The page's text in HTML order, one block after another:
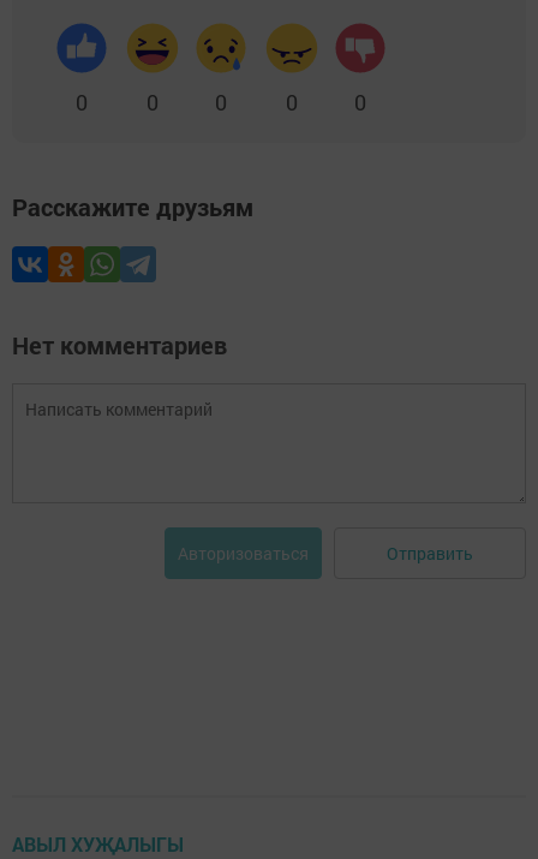
0 0 0 0 0
Расскажите друзьям
Нет комментариев
Авторизоваться Отправить
АВЫЛ ХУҖАЛЫГЫ